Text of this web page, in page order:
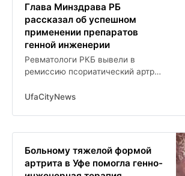
Глава Минздрава РБ
рассказал об успешном
применении препаратов
генной инженерии
Ревматологи РКБ вывели в
ремиссию псориатический артрит
UfaCityNews
Больному тяжелой формой
артрита в Уфе помогла генно-